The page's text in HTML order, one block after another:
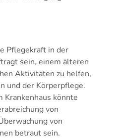
Pflegekraft in der
sein, einem älteren
Aktivitäten zu helfen,
und der Körperpflege.
Krankenhaus könnte
von
von
betraut sein.